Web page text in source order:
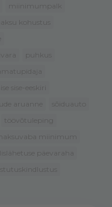
miinimumpalk
kohustus
puhkus
sise-eeskiri
aruanne
sõiduauto
töövõtuleping
miinimum
päevaraha